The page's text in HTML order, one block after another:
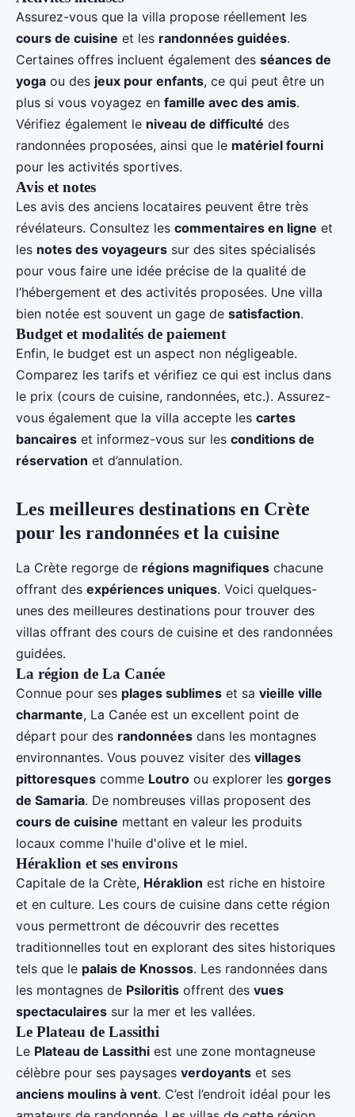
Assurez-vous que la villa propose réellement les
cours de cuisine et les randonnées guidées.
Certaines offres incluent également des séances de
yoga ou des jeux pour enfants, ce qui peut être un
plus si vous voyagez en famille avec des amis.
Vérifiez également le niveau de difficulté des
randonnées proposées, ainsi que le matériel fourni
pour les activités sportives.
Avis et notes
Les avis des anciens locataires peuvent être très
révélateurs. Consultez les commentaires en ligne et
les notes des voyageurs sur des sites spécialisés
pour vous faire une idée précise de la qualité de
l’hébergement et des activités proposées. Une villa
bien notée est souvent un gage de satisfaction.
Budget et modalités de paiement
Enfin, le budget est un aspect non négligeable.
Comparez les tarifs et vérifiez ce qui est inclus dans
le prix (cours de cuisine, randonnées, etc.). Assurez-
vous également que la villa accepte les cartes
bancaires et informez-vous sur les conditions de
réservation et d’annulation.
Les meilleures destinations en Crète
pour les randonnées et la cuisine
La Crète regorge de régions magnifiques chacune
offrant des expériences uniques. Voici quelques-
unes des meilleures destinations pour trouver des
villas offrant des cours de cuisine et des randonnées
guidées.
La région de La Canée
Connue pour ses plages sublimes et sa vieille ville
charmante, La Canée est un excellent point de
départ pour des randonnées dans les montagnes
environnantes. Vous pouvez visiter des villages
pittoresques comme Loutro ou explorer les gorges
de Samaria. De nombreuses villas proposent des
cours de cuisine mettant en valeur les produits
locaux comme l'huile d'olive et le miel.
Héraklion et ses environs
Capitale de la Crète, Héraklion est riche en histoire
et en culture. Les cours de cuisine dans cette région
vous permettront de découvrir des recettes
traditionnelles tout en explorant des sites historiques
tels que le palais de Knossos. Les randonnées dans
les montagnes de Psiloritis offrent des vues
spectaculaires sur la mer et les vallées.
Le Plateau de Lassithi
Le Plateau de Lassithi est une zone montagneuse
célèbre pour ses paysages verdoyants et ses
anciens moulins à vent. C’est l’endroit idéal pour les